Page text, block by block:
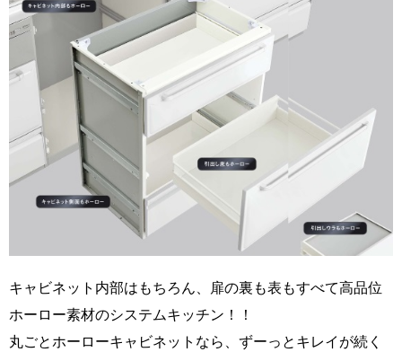
キャビネット内部はもちろん、扉の裏も表もすべて高品位
ホーロー素材のシステムキッチン！！
丸ごとホーローキャビネットなら、ずーっとキレイが続く